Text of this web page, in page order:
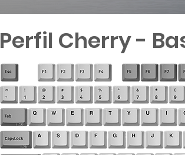
Perfil Cherry -